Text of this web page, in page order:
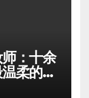
：十余
柔的双